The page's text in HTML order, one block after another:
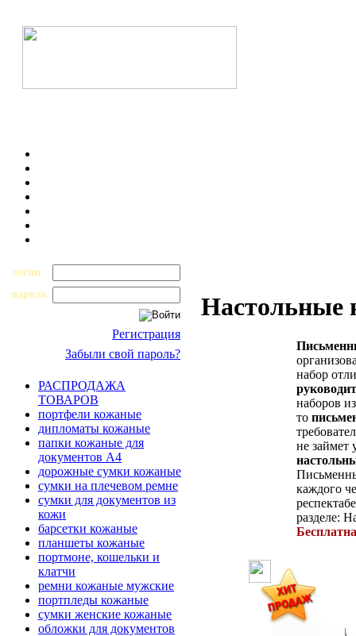
логин
пароль
Регистрация
Забыли свой пароль?
РАСПРОДАЖА
ТОВАРОВ
портфели кожаные
дипломаты кожаные
папки кожаные для
документов А4
дорожные сумки кожаные
сумки на плечевом ремне
сумки для документов из
кожи
барсетки кожаные
планшеты кожаные
портмоне, кошельки и
клатчи
ремни кожаные мужские
портпледы кожаные
сумки женские кожаные
обложки для документов
Настольные
набор
наборов
то
не займет
каждого
разделе: